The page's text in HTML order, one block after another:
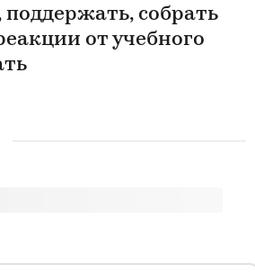
собрать
от учебного